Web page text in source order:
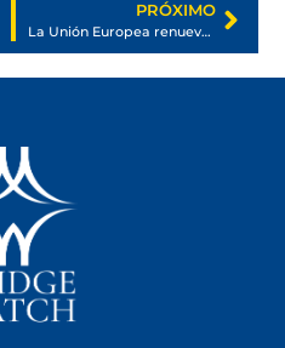
PRÓXIMO
La Unión Europea renueva su normativa en derecho de familia internacional